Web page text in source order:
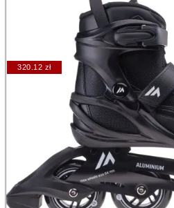
320.12 zł